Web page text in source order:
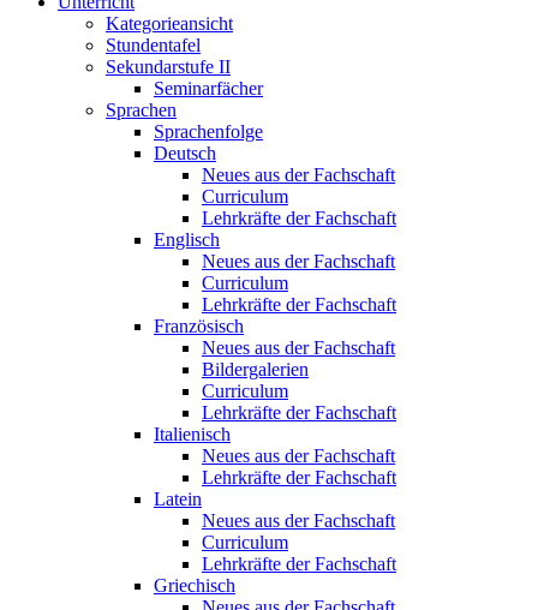
Kategorieansicht
Stundentafel
Sekundarstufe II
Seminarfächer
Sprachen
Sprachenfolge
Deutsch
Neues aus der Fachschaft
Curriculum
Lehrkräfte der Fachschaft
Englisch
Neues aus der Fachschaft
Curriculum
Lehrkräfte der Fachschaft
Französisch
Neues aus der Fachschaft
Bildergalerien
Curriculum
Lehrkräfte der Fachschaft
Italienisch
Neues aus der Fachschaft
Lehrkräfte der Fachschaft
Latein
Neues aus der Fachschaft
Curriculum
Lehrkräfte der Fachschaft
Griechisch